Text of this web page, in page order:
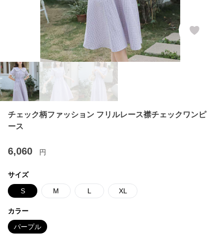
チェック柄ファッション フリルレース襟チェックワンピ
ース
6,060 円
サイズ
S M L XL
カラー
パープル